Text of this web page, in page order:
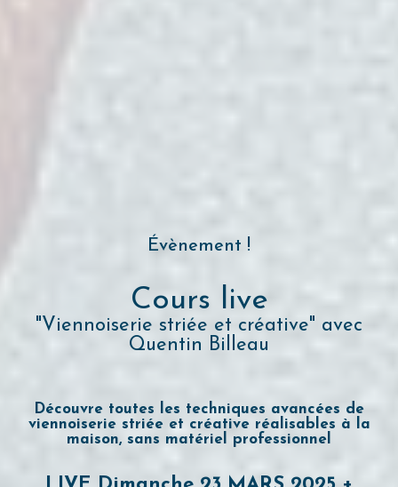
Évènement !
Cours live
"Viennoiserie striée et créative" avec
Quentin Billeau
Découvre toutes les techniques avancées de
viennoiserie striée et créative réalisables à la
maison, sans matériel professionnel